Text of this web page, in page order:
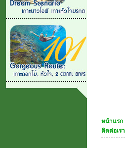
หน้าแรก
ติดต่อเรา